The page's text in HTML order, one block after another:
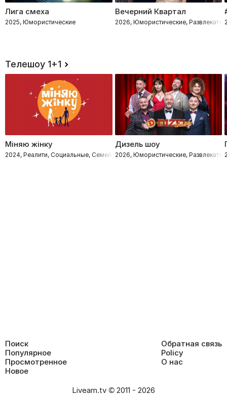
Лига смеха
2025, Юмористические
Вечерний Квартал
2026, Юмористические,
Телешоу 1+1
Міняю жінку
2024, Реалити, Социальные, Семейные
Дизель шоу
2026, Юмористические,
Поиск
Популярное
Просмотренное
Новое
Обратная связь
Policy
О нас
Liveam.tv © 2011 - 2026